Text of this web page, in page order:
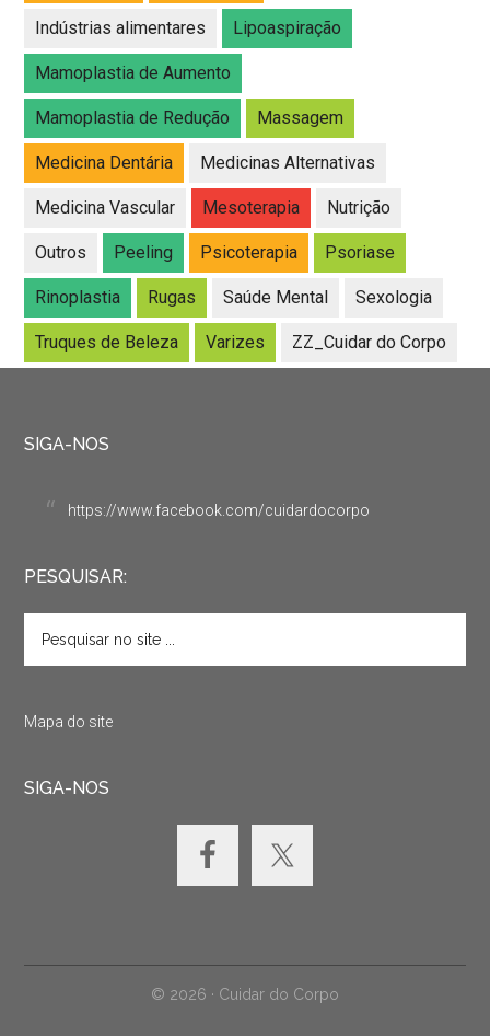
Indústrias alimentares Lipoaspiração
Mamoplastia de Aumento
Mamoplastia de Redução Massagem
Medicina Dentária Medicinas Alternativas
Medicina Vascular Mesoterapia Nutrição
Outros Peeling Psicoterapia Psoriase
Rinoplastia Rugas Saúde Mental Sexologia
Truques de Beleza Varizes ZZ_Cuidar do Corpo
SIGA-NOS
https://www.facebook.com/cuidardocorpo
PESQUISAR:
Mapa do site
SIGA-NOS
© 2026 · Cuidar do Corpo